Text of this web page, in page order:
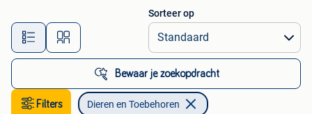
Alle afstanden…
Sorteer op
Bewaar je zoekopdracht
Filters Dieren en Toebehoren